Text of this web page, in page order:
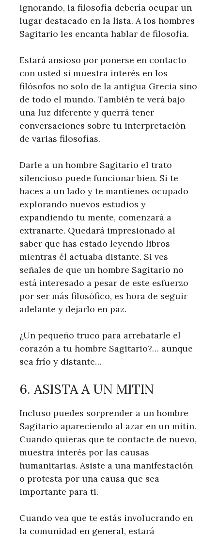
ignorando, la filosofía debería ocupar un
lugar destacado en la lista. A los hombres
Sagitario les encanta hablar de filosofía.
Estará ansioso por ponerse en contacto
con usted si muestra interés en los
filósofos no solo de la antigua Grecia sino
de todo el mundo. También te verá bajo
una luz diferente y querrá tener
conversaciones sobre tu interpretación
de varias filosofías.
Darle a un hombre Sagitario el trato
silencioso puede funcionar bien. Si te
haces a un lado y te mantienes ocupado
explorando nuevos estudios y
expandiendo tu mente, comenzará a
extrañarte. Quedará impresionado al
saber que has estado leyendo libros
mientras él actuaba distante. Si ves
señales de que un hombre Sagitario no
está interesado a pesar de este esfuerzo
por ser más filosófico, es hora de seguir
adelante y dejarlo en paz.
¿Un pequeño truco para arrebatarle el
corazón a tu hombre Sagitario?… aunque
sea frío y distante…
6. ASISTA A UN MITIN
Incluso puedes sorprender a un hombre
Sagitario apareciendo al azar en un mitin.
Cuando quieras que te contacte de nuevo,
muestra interés por las causas
humanitarias. Asiste a una manifestación
o protesta por una causa que sea
importante para ti.
Cuando vea que te estás involucrando en
la comunidad en general, estará